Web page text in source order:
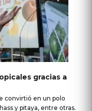
gracias a
convirtió en un polo
y pitaya, entre otras.